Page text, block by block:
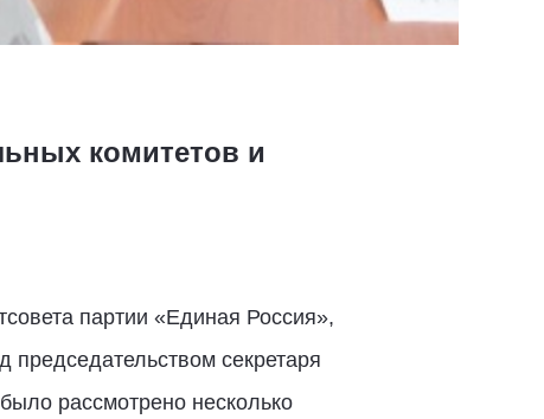
комитетов и
партии «Единая Россия»,
председательством секретаря
рассмотрено несколько